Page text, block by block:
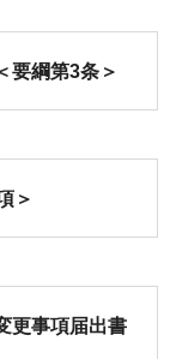
要綱第3条＞
＞
更事項届出書